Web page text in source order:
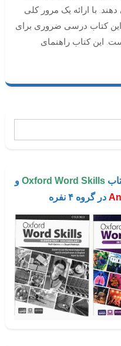
با ارائه یک مرور کلی
کتاب درسی ضروری برای
این کتاب راهنمای
Oxford Word Skills و
در گروه ۴ نفره